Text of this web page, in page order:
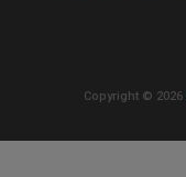
Copyright © 2026